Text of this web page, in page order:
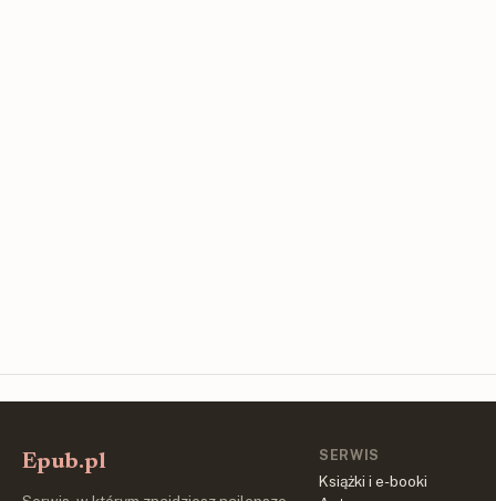
Epub.pl SERWIS
Książki i e-booki